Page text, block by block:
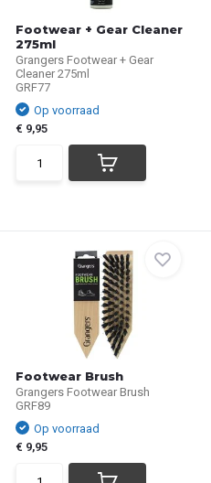
Footwear + Gear Cleaner
275ml
Grangers Footwear + Gear
Cleaner 275ml
GRF77
Op voorraad
€ 9,95
Footwear Brush
Grangers Footwear Brush
GRF89
Op voorraad
€ 9,95